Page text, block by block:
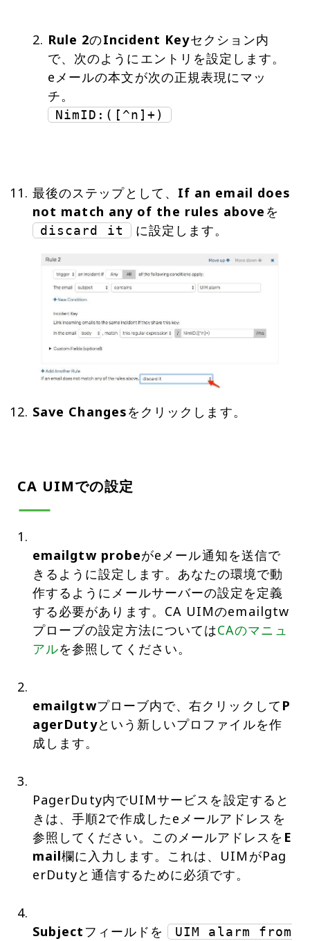
Rule 2のIncident Keyセクション内
で、次のようにエントリを設定します。
eメールの本文が次の正規表現にマッ
NimID:([^n]+)
最後のステップとして、 If an email does
not match any of the rules above を
discard it
Save Changesをクリックします。
CA UIMでの設定
emailgtw probeがeメール通知を送信で
きるように設定します。あなたの環境で動
作するようにメールサーバーの設定を定義
する必要があります。CA UIMのemailgtw
プローブの設定方法についてはCAのマニュ
アルを参照してください。
emailgtwプローブ内で、右クリックして P
agerDutyという新しいプロファイルを作
成します。
PagerDuty内でUIMサービスを設定すると
きは、手順2で作成したeメールアドレスを
参照してください。このメールアドレスを E
mail欄に入力します。これは、UIMがPag
erDutyと通信するために必須です。
Subject フィールドを
UIM alarm from